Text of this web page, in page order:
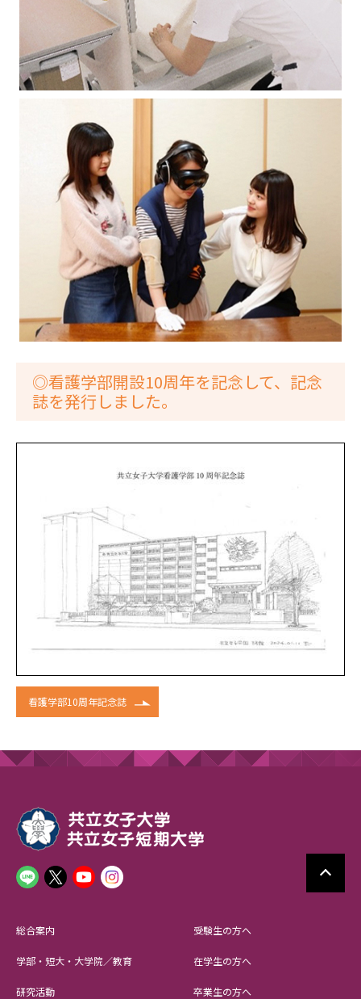
◎看護学部開設10周年を記念して、記念
誌を発行しました。
看護学部10周年記念誌
総合案内
学部・短大・大学院／教育
研究活動
受験生の方へ
在学生の方へ
卒業生の方へ